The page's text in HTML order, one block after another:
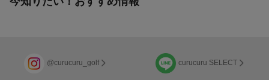
@curucuru_golf curucuru SELECT